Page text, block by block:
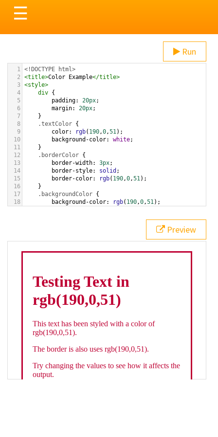
Toggle
navigation
☰
Run
1 <!DOCTYPE html>
2
<title>Color Example</title>
3 <style>
4
div {
5
padding: 20px;
6
margin: 20px;
7
}
8
.textColor {
9
color: rgb( 190,0,51);
10
background-color: white;
11
}
12
.borderColor {
13
border-width: 3px;
14
border-style: solid ;
15
border-color: rgb( 190,0,51);
16
}
17
.backgroundColor {
18
background-color: rgb( 190,0,51);
bottom ,
white, rgb(190,0,51));
div class="textColor borderColor"
< h1>Testing Text in rgb(190,0,51)
Preview